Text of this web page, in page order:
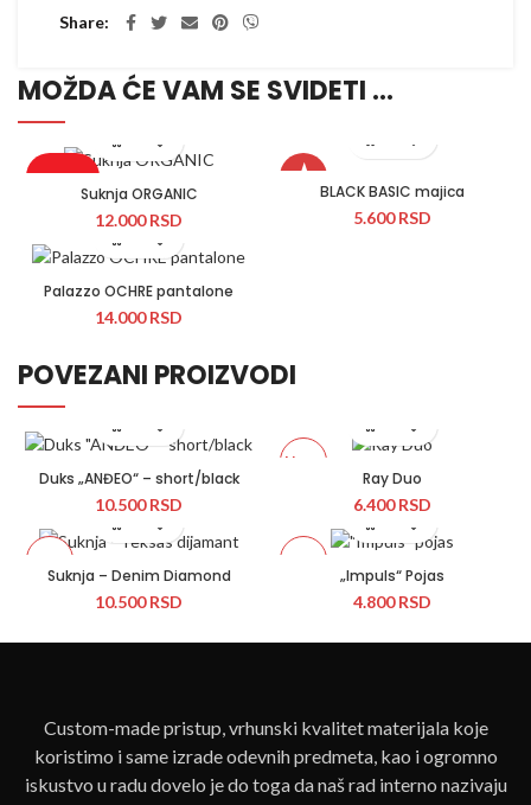
Share
MOŽDA ĆE VAM SE SVIDETI …
Rasprodato
Suknja ORGANIC
12.000RSD
★BLACK BASIC majica
5.600RSD
Palazzo OCHRE pantalone
14.000RSD
POVEZANI PROIZVODI
Duks „ANĐEO“ – short/black
10.500RSD
Novo
Ray Duo
6.400RSD
Suknja – Denim Diamond
10.500RSD
„Impuls“ Pojas
4.800RSD
Custom-made pristup, vrhunski kvalitet materijala koje
koristimo i same izrade odevnih predmeta, kao i ogromno
iskustvo u radu dovelo je do toga da naš rad interno nazivaju